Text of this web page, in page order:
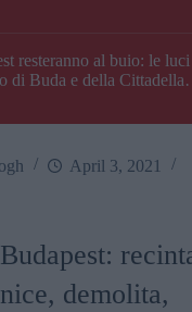
resteranno al buio: le
di Buda e della Cittadella
April 3, 2021
demolita,